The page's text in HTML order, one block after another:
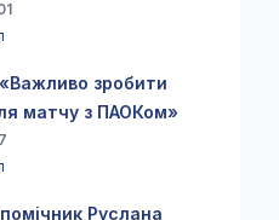
зробити
матчу з ПАОКом»
Руслана